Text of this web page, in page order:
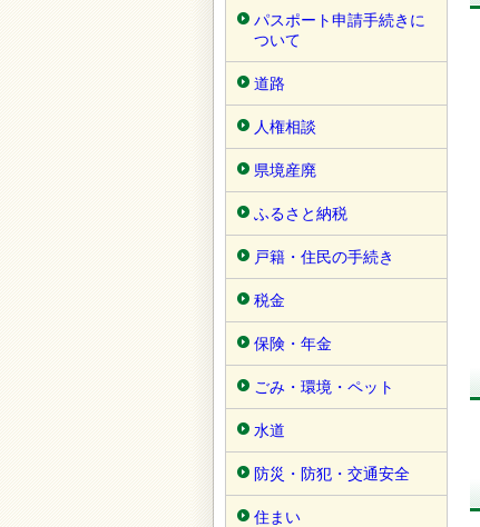
パスポート申請手続きに
ついて
道路
人権相談
県境産廃
ふるさと納税
戸籍・住民の手続き
税金
保険・年金
ごみ・環境・ペット
水道
防災・防犯・交通安全
住まい